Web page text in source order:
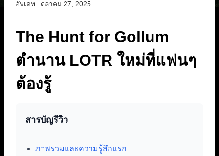
อัพเดท : ตุลาคม 27, 2025
The Hunt for Gollum
ตำนาน LOTR ใหม่ที่แฟนๆ
ต้องรู้
สารบัญรีวิว
ภาพรวมและความรู้สึกแรก